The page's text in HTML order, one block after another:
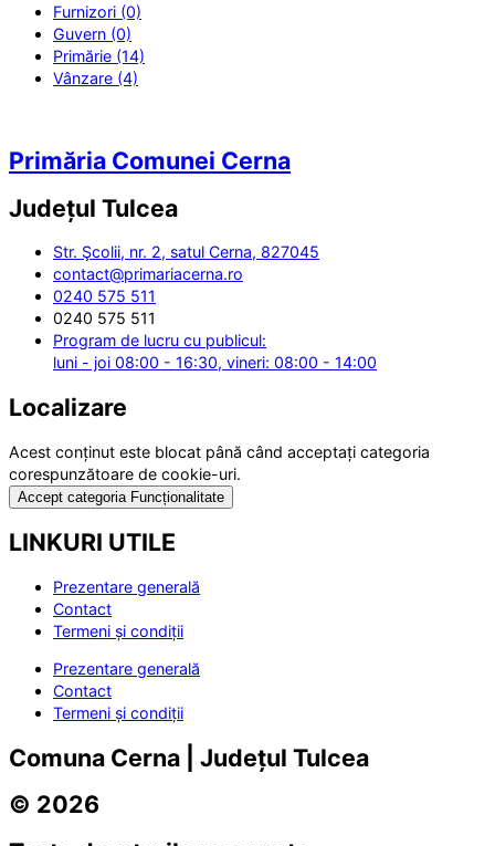
Furnizori (0)
Guvern (0)
Primărie (14)
Vânzare (4)
Primăria Comunei Cerna
Județul Tulcea
Str. Şcolii, nr. 2, satul Cerna, 827045
contact@primariacerna.ro
0240 575 511
0240 575 511
Program de lucru cu publicul:
luni - joi 08:00 - 16:30, vineri: 08:00 - 14:00
Localizare
Acest conținut este blocat până când acceptați categoria
corespunzătoare de cookie-uri.
Accept categoria Funcționalitate
LINKURI UTILE
Prezentare generală
Contact
Termeni și condiții
Prezentare generală
Contact
Termeni și condiții
Comuna Cerna | Județul Tulcea
© 2026